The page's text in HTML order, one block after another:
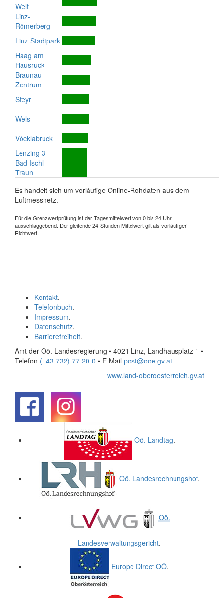
Welt
Linz-
Römerberg
Linz-Stadtpark
Haag am
Hausruck
Braunau
Zentrum
Steyr
Wels
Vöcklabruck
Lenzing 3
Bad Ischl
Traun
Es handelt sich um vorläufige Online-Rohdaten aus dem
Luftmessnetz.
Für die Grenzwertprüfung ist der Tagesmittelwert von 0 bis 24 Uhr
ausschlaggebend. Der gleitende 24-Stunden Mittelwert gilt als vorläufiger
Richtwert.
Kontakt.
Telefonbuch.
Impressum.
Datenschutz.
Barrierefreiheit.
Amt der Oö. Landesregierung • 4021 Linz, Landhausplatz 1 •
Telefon (+43 732) 77 20-0 • E-Mail post@ooe.gv.at
www.land-oberoesterreich.gv.at
Oö. Landtag.
Oö. Landesrechnungshof.
Oö.
Landesverwaltungsgericht.
Europe Direct OÖ.